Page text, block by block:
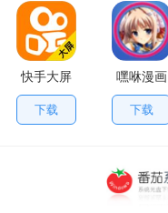
快手大屏
版
下载
嘿咻漫画
下载